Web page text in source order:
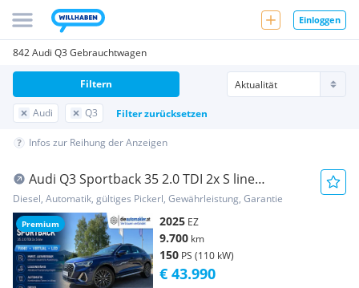
Einloggen
842 Audi Q3 Gebrauchtwagen
Audi Q3 Filter zurücksetzen
Filtern
Infos zur Reihung der Anzeigen
Premium
Audi Q3 Sportback 35 2.0 TDI 2x S line
|PANO|VIRTUAL...
Diesel, Automatik, gültiges Pickerl, Gewährleistung, Garantie
2025 EZ
9.700 km
150 PS (110 kW)
€ 43.990